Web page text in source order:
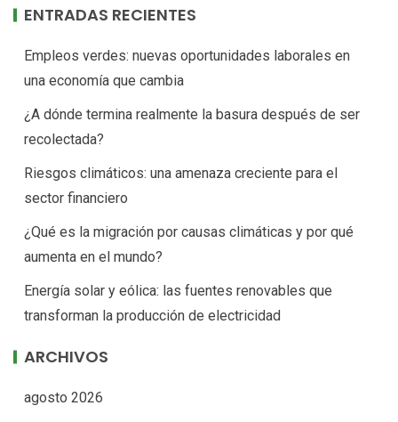
ENTRADAS RECIENTES
Empleos verdes: nuevas oportunidades laborales en
una economía que cambia
¿A dónde termina realmente la basura después de ser
recolectada?
Riesgos climáticos: una amenaza creciente para el
sector financiero
¿Qué es la migración por causas climáticas y por qué
aumenta en el mundo?
Energía solar y eólica: las fuentes renovables que
transforman la producción de electricidad
ARCHIVOS
agosto 2026